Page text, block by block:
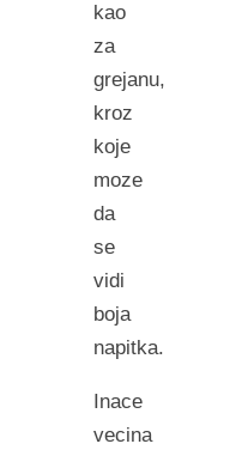
kao
za
grejanu,
kroz
koje
moze
da
se
vidi
boja
napitka.
Inace
vecina